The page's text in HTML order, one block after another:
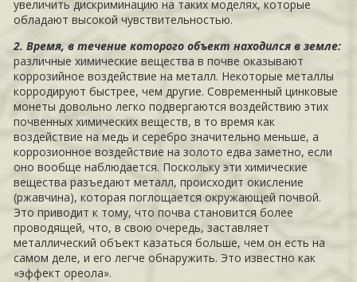
увеличить дискриминацию на таких моделях, которые
обладают высокой чувствительностью.
2. Время, в течение которого объект находился в земле:
различные химические вещества в почве оказывают
коррозийное воздействие на металл. Некоторые металлы
корродируют быстрее, чем другие. Современный цинковые
монеты довольно легко подвергаются воздействию этих
почвенных химических веществ, в то время как
воздействие на медь и серебро значительно меньше, а
коррозионное воздействие на золото едва заметно, если
оно вообще наблюдается. Поскольку эти химические
вещества разъедают металл, происходит окисление
(ржавчина), которая поглощается окружающей почвой.
Это приводит к тому, что почва становится более
проводящей, что, в свою очередь, заставляет
металлический объект казаться больше, чем он есть на
самом деле, и его легче обнаружить. Это известно как
«эффект ореола».